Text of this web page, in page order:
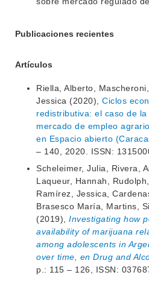
Publicaciones recientes
Artículos
Riella, Alberto,
Jessica (2020), Ciclos
redistributiva: el caso de
mercado de empleo
en Espacio abierto
– 140, 2020. ISSN:
Scheleimer, Julia, Rivera,
Laqueur, Hannah,
Ramírez, Jessica,
Brasesco María, Martins,
(2019), Investigating how
availability of marijuana
among adolescents in
over time, en Drug and
p.: 115 – 126, ISSN: